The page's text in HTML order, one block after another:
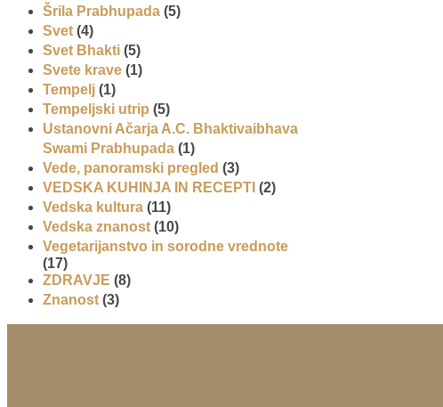
Šrila Prabhupada (5)
Svet (4)
Svet Bhakti (5)
Svete krave (1)
Tempelj (1)
Tempeljski utrip (5)
Ustanovni Ačarja A.C. Bhaktivaibhava
Swami Prabhupada (1)
Vede, panoramski pregled (3)
VEDSKA KUHINJA IN RECEPTI (2)
Vedska kultura (11)
Vedska znanost (10)
Vegetarijanstvo in sorodne vrednote
(17)
ZDRAVJE (8)
Znanost (3)